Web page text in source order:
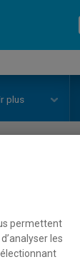
plus
de la
permettent
les